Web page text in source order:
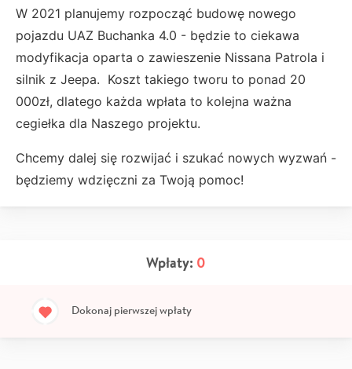
W 2021 planujemy rozpocząć budowę nowego
pojazdu UAZ Buchanka 4.0 - będzie to ciekawa
modyfikacja oparta o zawieszenie Nissana Patrola i
silnik z Jeepa. Koszt takiego tworu to ponad 20
000zł, dlatego każda wpłata to kolejna ważna
cegiełka dla Naszego projektu.
Chcemy dalej się rozwijać i szukać nowych wyzwań -
będziemy wdzięczni za Twoją pomoc!
Wpłaty: 0
Dokonaj pierwszej wpłaty